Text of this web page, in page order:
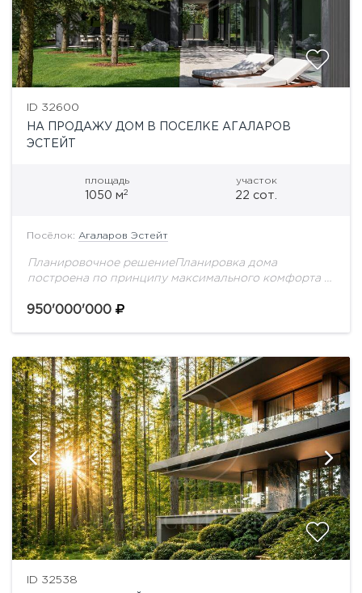
ID 32600
НА ПРОДАЖУ ДОМ В ПОСЕЛКЕ АГАЛАРОВ
ЭСТЕЙТ
площадь
1050 м2
участок
22 сот.
Посёлок: Агаларов Эстейт
Планировочное решениеПланировка дома
построена по принципу максимального комфорта и
встреч и отдыха расположены на первом этаже, а
950'000'000
ID 32538